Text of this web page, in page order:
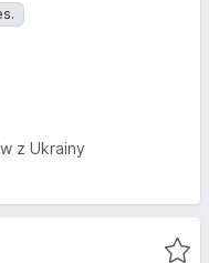
z Ukrainy